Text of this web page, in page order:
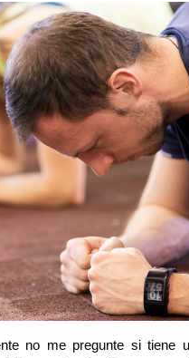
no me pregunte si tiene